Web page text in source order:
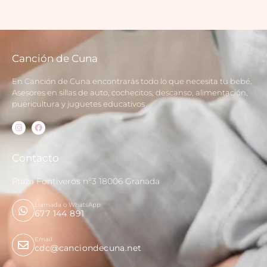
Canción de Cuna
En Canción de Cuna encontrarás todo lo que necesita tu bebé.
Asesores en sillas de auto, cochecitos, descanso, alimentación,
puericultura y juguetes educativos
Contacto
Plaza Fontiveros nº3 18006 Granada
Llamada o WhatsApp
677 144 891
Email
cdc@canciondecuna.net